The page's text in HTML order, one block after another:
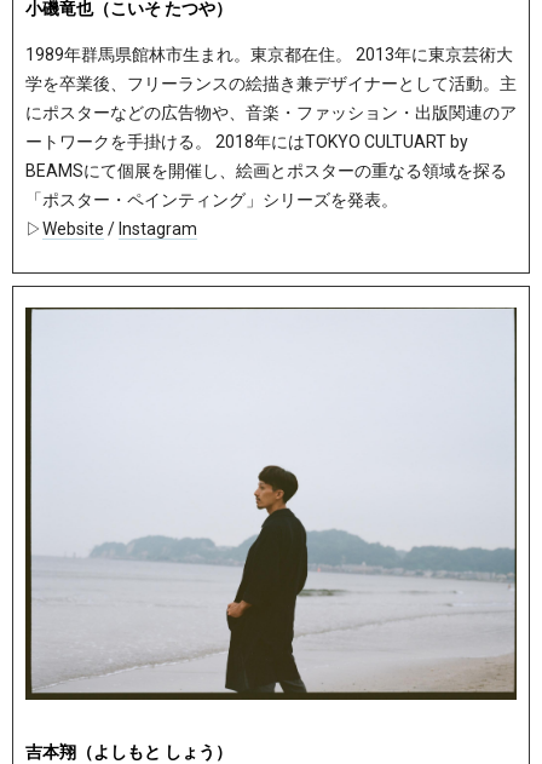
小磯竜也（こいそ たつや）
1989年群馬県館林市生まれ。東京都在住。 2013年に東京芸術大
学を卒業後、フリーランスの絵描き兼デザイナーとして活動。主
にポスターなどの広告物や、音楽・ファッション・出版関連のア
ートワークを手掛ける。 2018年にはTOKYO CULTUART by
BEAMSにて個展を開催し、絵画とポスターの重なる領域を探る
「ポスター・ペインティング」シリーズを発表。
▷Website / Instagram
吉本翔（よしもと しょう）